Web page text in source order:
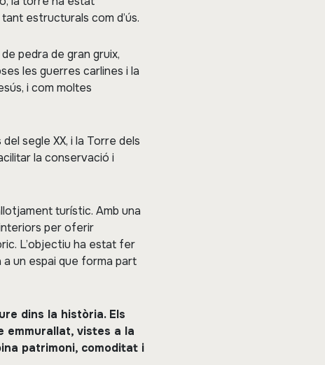
estructurals com d’ús.
pedra de gran gruix,
les guerres carlines i la
i com moltes
segle XX, i la Torre dels
la conservació i
turístic. Amb una
per oferir
L’objectiu ha estat fer
a un espai que forma part
dins la història. Els
emmurallat, vistes a la
patrimoni, comoditat i